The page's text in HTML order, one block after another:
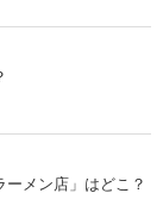
メン店」はどこ？